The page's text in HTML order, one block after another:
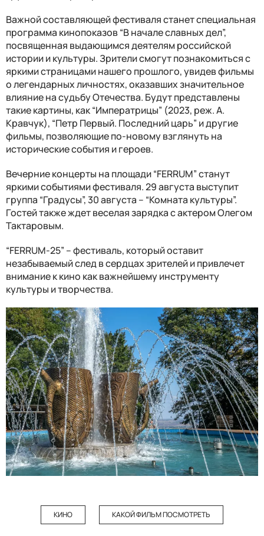
Важной составляющей фестиваля станет специальная
программа кинопоказов “В начале славных дел”,
посвященная выдающимся деятелям российской
истории и культуры. Зрители смогут познакомиться с
яркими страницами нашего прошлого, увидев фильмы
о легендарных личностях, оказавших значительное
влияние на судьбу Отечества. Будут представлены
такие картины, как “Императрицы” (2023, реж. А.
Кравчук), “Петр Первый. Последний царь” и другие
фильмы, позволяющие по-новому взглянуть на
исторические события и героев.
Вечерние концерты на площади “FERRUM” станут
яркими событиями фестиваля. 29 августа выступит
группа “Градусы”, 30 августа – “Комната культуры”.
Гостей также ждет веселая зарядка с актером Олегом
Тактаровым.
“FERRUM-25” – фестиваль, который оставит
незабываемый след в сердцах зрителей и привлечет
внимание к кино как важнейшему инструменту
культуры и творчества.
КИНО КАКОЙ ФИЛЬМ ПОСМОТРЕТЬ